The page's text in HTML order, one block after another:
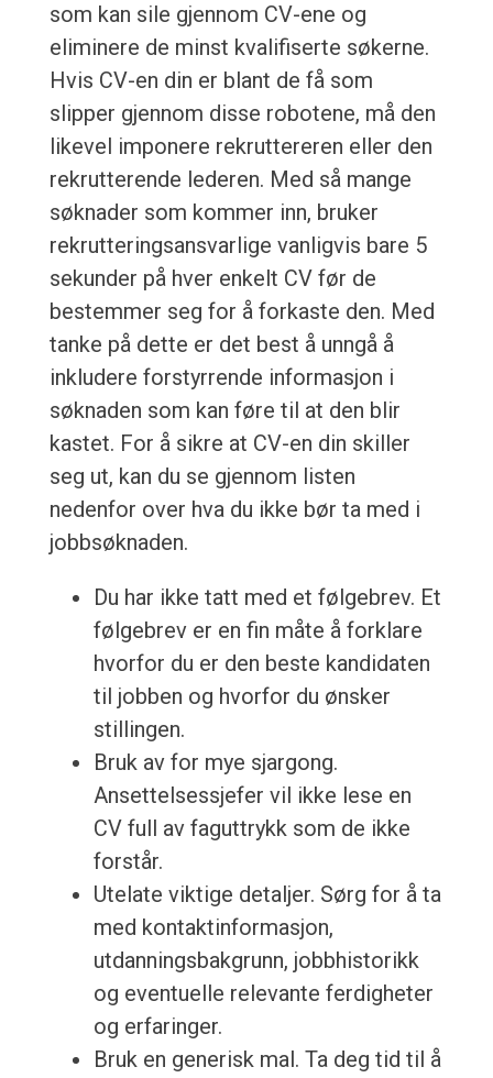
som kan sile gjennom CV-ene og
eliminere de minst kvalifiserte søkerne.
Hvis CV-en din er blant de få som
slipper gjennom disse robotene, må den
likevel imponere rekruttereren eller den
rekrutterende lederen. Med så mange
søknader som kommer inn, bruker
rekrutteringsansvarlige vanligvis bare 5
sekunder på hver enkelt CV før de
bestemmer seg for å forkaste den. Med
tanke på dette er det best å unngå å
inkludere forstyrrende informasjon i
søknaden som kan føre til at den blir
kastet. For å sikre at CV-en din skiller
seg ut, kan du se gjennom listen
nedenfor over hva du ikke bør ta med i
jobbsøknaden.
Du har ikke tatt med et følgebrev. Et
følgebrev er en fin måte å forklare
hvorfor du er den beste kandidaten
til jobben og hvorfor du ønsker
stillingen.
Bruk av for mye sjargong.
Ansettelsessjefer vil ikke lese en
CV full av faguttrykk som de ikke
forstår.
Utelate viktige detaljer. Sørg for å ta
med kontaktinformasjon,
utdanningsbakgrunn, jobbhistorikk
og eventuelle relevante ferdigheter
og erfaringer.
Bruk en generisk mal. Ta deg tid til å